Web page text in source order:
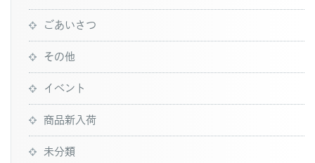
ごあいさつ
その他
イベント
商品新入荷
未分類